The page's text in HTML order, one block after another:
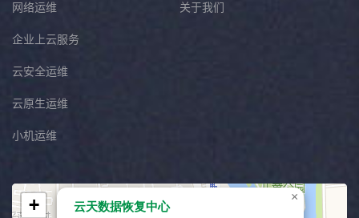
网络运维
企业上云服务
云安全运维
云原生运维
小机运维
关于我们